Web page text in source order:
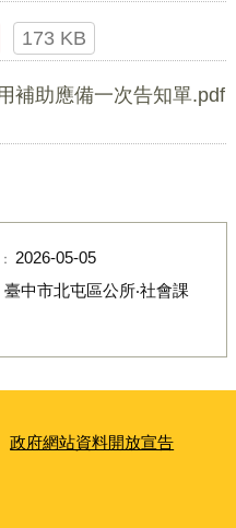
173 KB
補助應備一次告知單.pdf
2026-05-05
臺中市北屯區公所‧社會課
政府網站資料開放宣告